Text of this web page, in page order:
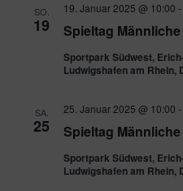
SO.
19 Spieltag
19. Januar 2025 @ 10:00 -
Sportpark Südwest,
Ludwigshafen am Rhein,
SA.
25 Spieltag
25. Januar 2025 @ 10:00 -
Sportpark Südwest,
Ludwigshafen am Rhein,